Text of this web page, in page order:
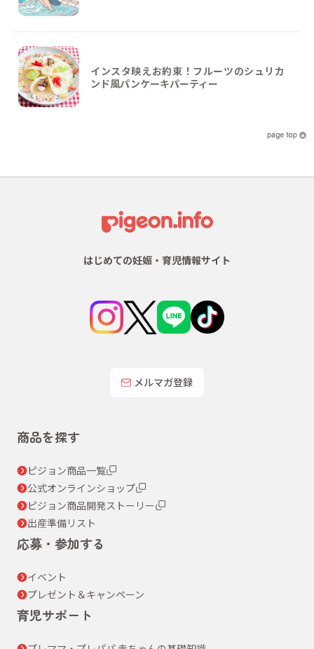
インスタ映えお約束！フルーツのシュリカ
ンド風パンケーキパーティー
はじめての妊娠・育児情報サイト
メルマガ登録
商品を探す
ピジョン商品一覧
公式オンラインショップ
ピジョン商品開発ストーリー
出産準備リスト
応募・参加する
イベント
プレゼント＆キャンペーン
育児サポート